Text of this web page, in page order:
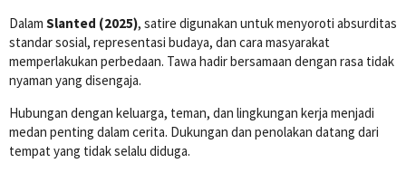
Dalam Slanted (2025), satire digunakan untuk menyoroti absurditas
standar sosial, representasi budaya, dan cara masyarakat
memperlakukan perbedaan. Tawa hadir bersamaan dengan rasa tidak
nyaman yang disengaja.
Hubungan dengan keluarga, teman, dan lingkungan kerja menjadi
medan penting dalam cerita. Dukungan dan penolakan datang dari
tempat yang tidak selalu diduga.